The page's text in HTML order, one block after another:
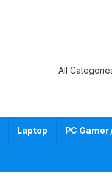
Laptop PC